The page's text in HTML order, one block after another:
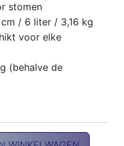
stomen
/ 6 liter / 3,16 kg
voor elke
(behalve de